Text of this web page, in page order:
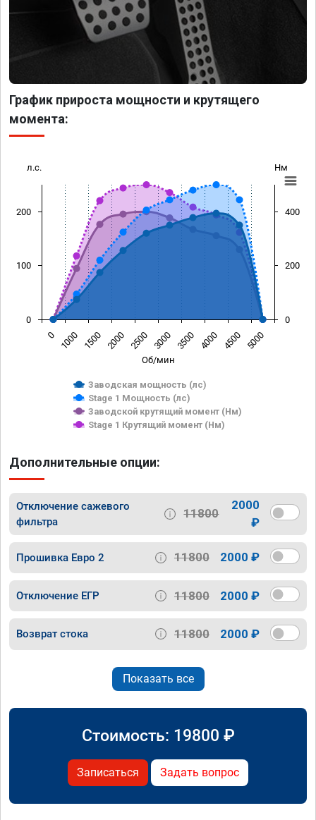
График прироста мощности и крутящего
момента:
Об/мин
л.с. Нм
Заводская мощность (лс)
Stage 1 Мощность (лс)
Заводской крутящий момент (Нм)
Stage 1 Крутящий момент (Нм)
0 1000 1500 2000 2500 3000 3500 4000 4500 5000
0
100
200
0
200
400
Дополнительные опции:
Отключение сажевого
фильтра
11800
2000
₽
Прошивка Евро 2 11800 2000 ₽
Отключение ЕГР 11800 2000 ₽
Возврат стока 11800 2000 ₽
Показать все
Стоимость: 19800 ₽
Записаться Задать вопрос